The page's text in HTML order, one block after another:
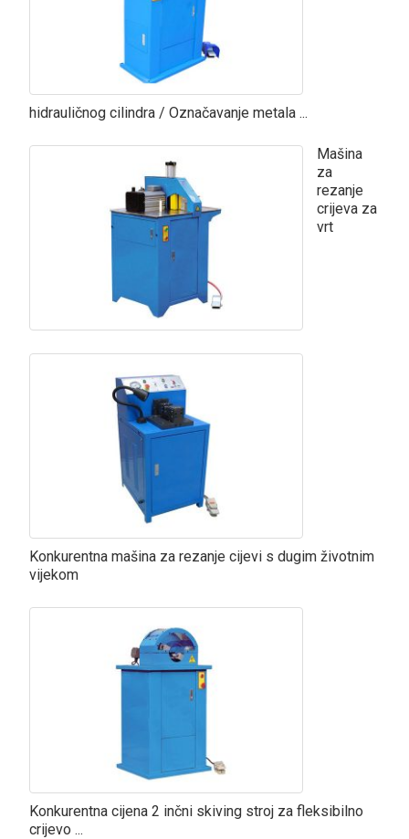
hidrauličnog cilindra / Označavanje metala ...
Mašina
za
rezanje
crijeva za
vrt
Konkurentna mašina za rezanje cijevi s dugim životnim
vijekom
Konkurentna cijena 2 inčni skiving stroj za fleksibilno
crijevo ...